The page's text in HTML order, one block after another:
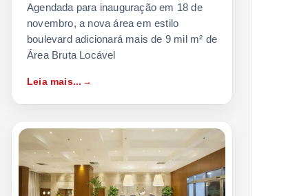
Agendada para inauguração em 18 de
novembro, a nova área em estilo
boulevard adicionará mais de 9 mil m² de
Área Bruta Locável
Leia mais...